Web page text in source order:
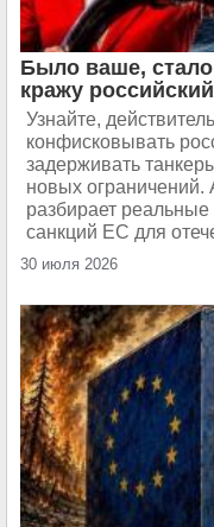
Было ваше,
кражу
Узнайте,
конфисковывать
задерживать
новых ограничений.
разбирает реальные
санкций ЕС для
30 июля 2026